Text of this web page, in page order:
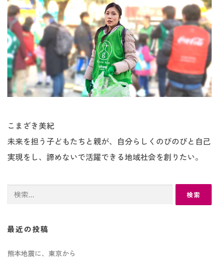
こまざき美紀
未来を担う子どもたちと親が、自分らしくのびのびと自己
実現をし、諦めないで活躍できる地域社会を創りたい。
検
最近の投稿
熊本地震に、東京から